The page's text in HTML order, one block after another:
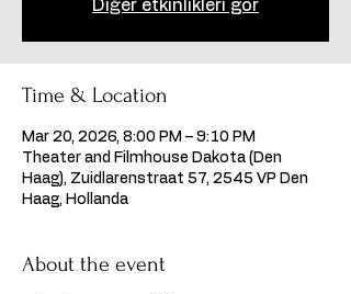
Diğer etkinlikleri gör
Time & Location
Mar 20, 2026, 8:00 PM – 9:10 PM
Theater and Filmhouse Dakota (Den
Haag), Zuidlarenstraat 57, 2545 VP Den
Haag, Hollanda
About the event